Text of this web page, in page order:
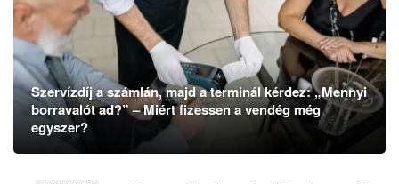
Szervízdíj a számlán, majd a terminál kérdez: „Mennyi
borravalót ad?” – Miért fizessen a vendég még
egyszer?